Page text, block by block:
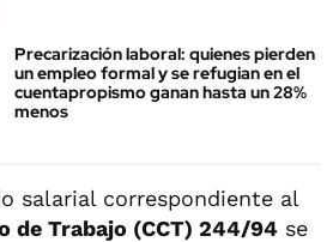
Precarización laboral: quienes pierden
un empleo formal y se refugian en el
cuentapropismo ganan hasta un 28%
menos
salarial correspondiente al
de Trabajo (CCT) 244/94 se